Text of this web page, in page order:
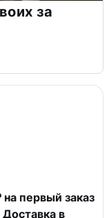
за
первый заказ
в